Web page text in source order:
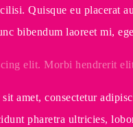
Quisque eu placerat
bibendum laoreet mi,
elit. Morbi hendrerit
amet, consectetur
pharetra ultricies,